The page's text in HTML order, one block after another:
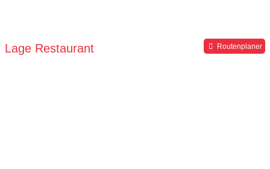
Lage Restaurant Routenplaner